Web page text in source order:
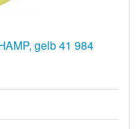
gelb 41 984